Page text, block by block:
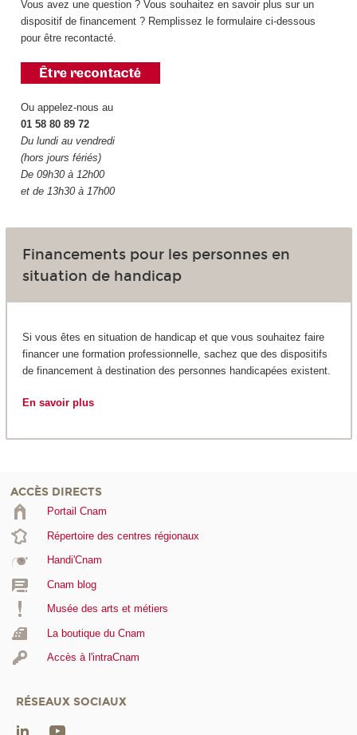
Vous avez une question ? Vous souhaitez en savoir plus sur un
dispositif de financement ? Remplissez le formulaire ci-dessous
pour être recontacté.
Ou appelez-nous au
01 58 80 89 72
Du lundi au vendredi
(hors jours fériés)
De 09h30 à 12h00
et de 13h30 à 17h00
Financements pour les personnes en
situation de handicap
Si vous êtes en situation de handicap et que vous souhaitez faire
financer une formation professionnelle, sachez que des dispositifs
de financement à destination des personnes handicapées existent.
En savoir plus
ACCÈS DIRECTS
Portail Cnam
Répertoire des centres régionaux
Handi'Cnam
Cnam blog
Musée des arts et métiers
La boutique du Cnam
Accès à l'intraCnam
RÉSEAUX SOCIAUX